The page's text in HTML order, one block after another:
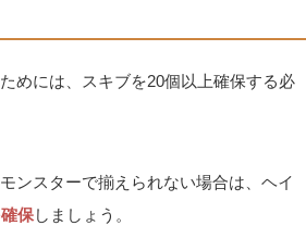
めには、スキブを20個以上確保する必
ンスターで揃えられない場合は、ヘイ
保しましょう。